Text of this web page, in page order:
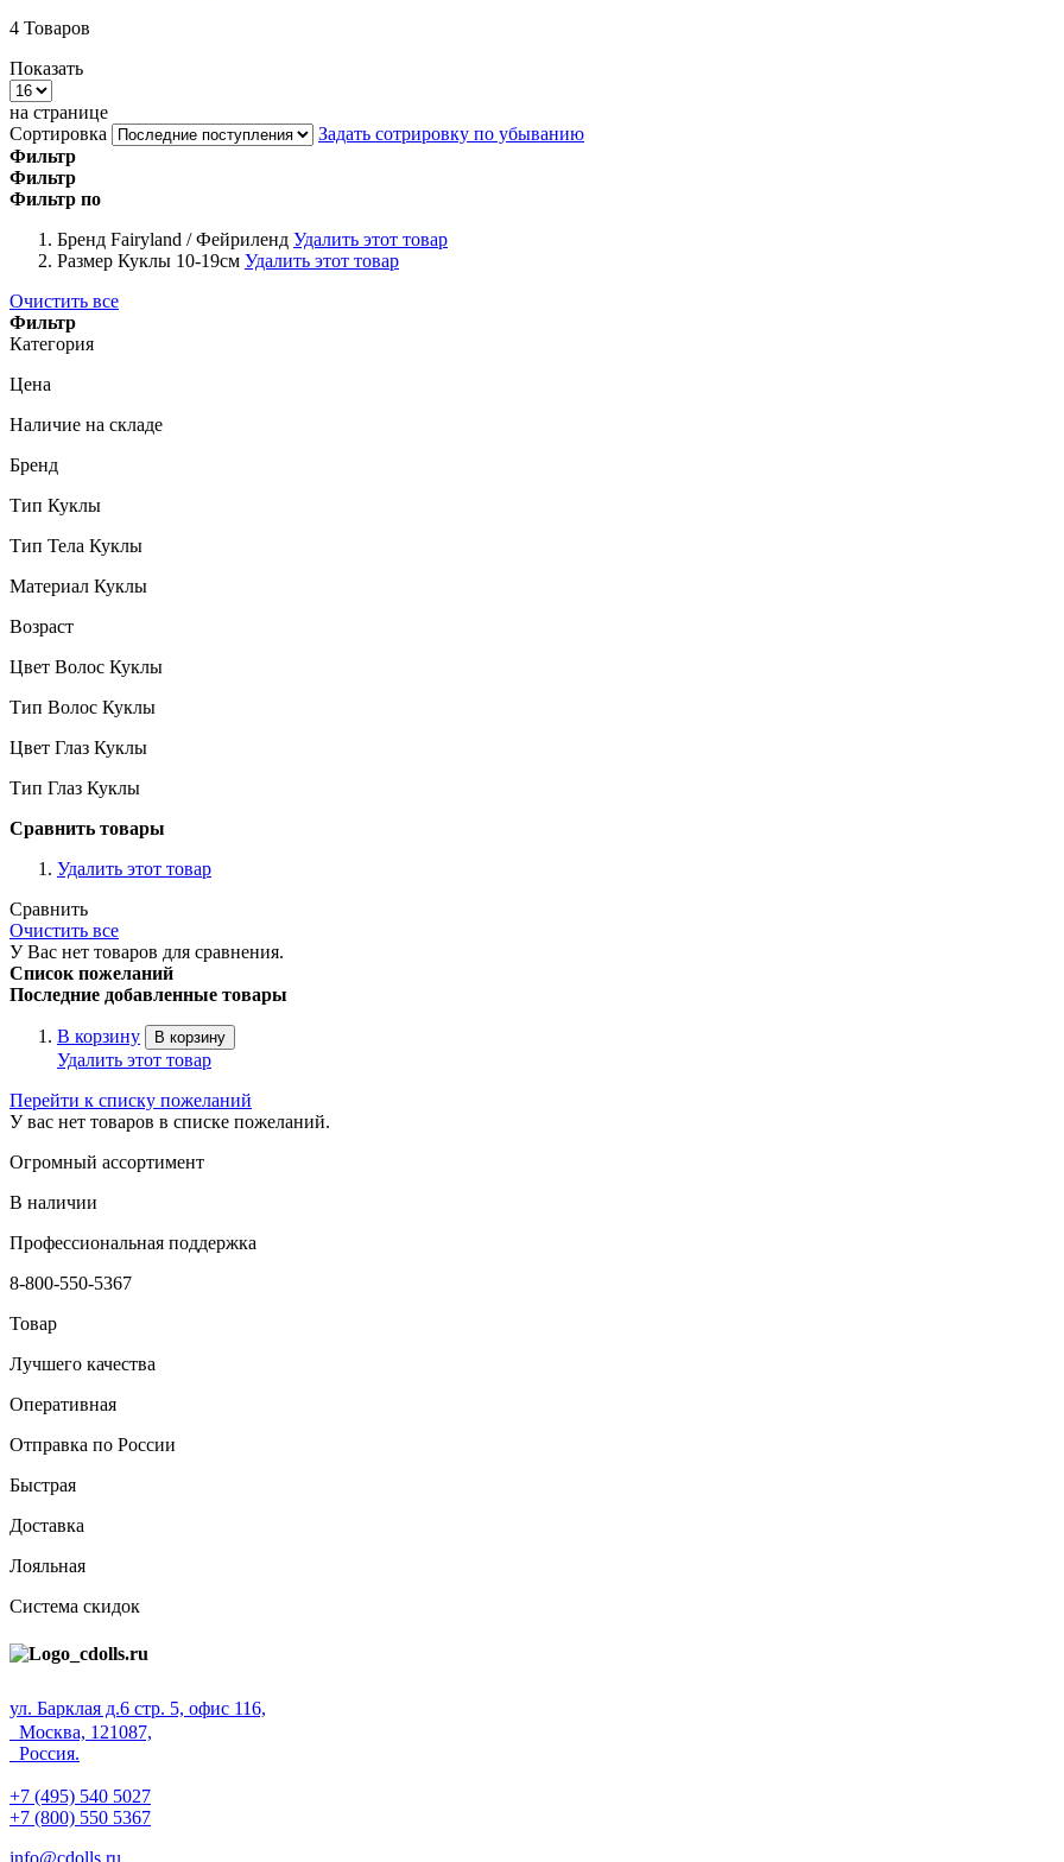
4 Товаров
Показать
на странице
Сортировка
Задать сотрировку по убыванию
Фильтр
Фильтр
Фильтр по
Бренд Fairyland / Фейриленд Удалить этот товар
Размер Куклы 10-19см Удалить этот товар
Очистить все
Фильтр
Категория
Цена
Наличие на складе
Бренд
Тип Куклы
Тип Тела Куклы
Материал Куклы
Возраст
Цвет Волос Куклы
Тип Волос Куклы
Цвет Глаз Куклы
Тип Глаз Куклы
Сравнить товары
Удалить этот товар
Сравнить
Очистить все
У Вас нет товаров для сравнения.
Список пожеланий
Последние добавленные товары
В корзину В корзину
Удалить этот товар
Перейти к списку пожеланий
У вас нет товаров в списке пожеланий.
Огромный ассортимент
В наличии
Профессиональная поддержка
8-800-550-5367
Товар
Лучшего качества
Оперативная
Отправка по России
Быстрая
Доставка
Лояльная
Система скидок
ул. Барклая д.6 стр. 5, офис 116,
Москва, 121087,
Россия.
+7 (495) 540 5027
+7 (800) 550 5367
info@cdolls.ru